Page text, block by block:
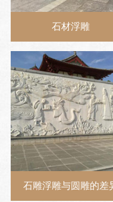
石材浮雕
石雕浮雕与圆雕的差